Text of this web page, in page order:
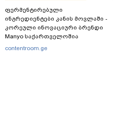
ფერმენტირებული
ინგრედიენტები კანის მოვლაში -
კორეული ინოვაციური ბრენდი
Manyo საქართველოშია
contentroom.ge